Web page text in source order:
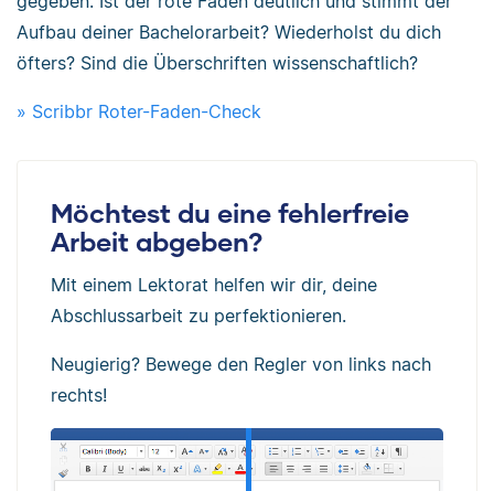
Aufbau deiner Bachelorarbeit? Wiederholst du dich
öfters? Sind die Überschriften wissenschaftlich?
» Scribbr Roter-Faden-Check
Möchtest du eine fehlerfreie
Arbeit abgeben?
Mit einem Lektorat helfen wir dir, deine
Abschlussarbeit zu perfektionieren.
Neugierig? Bewege den Regler von links nach
rechts!